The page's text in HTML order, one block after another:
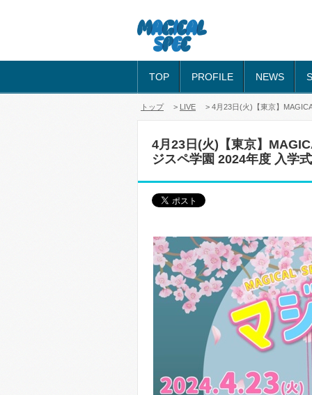
TOP PROFILE NEWS
トップ > LIVE > 4月23日(火)【東京】
4月23日(火)【東京】
ジスペ学園 2024年度 入学